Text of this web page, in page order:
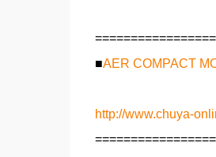
■AER COMPACT
http://www.chuya-